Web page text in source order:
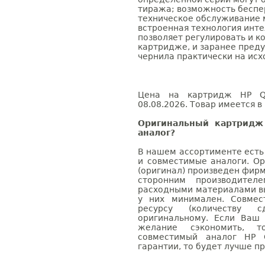
тиража; возможность
техническое
встроенная технология
позволяет регулировать и
картридже, и заранее
чернила практически на
Цена на картридж HP
08.08.2026. Товар имеется в
Оригинальный
аналог?
В нашем ассортименте
и совместимые аналоги.
(оригинал) произведен
сторонним
расходными материалами
у них минимален.
ресурсу (количеству
оригинальному. Если
желание сэкономить,
совместимый аналог
гарантии, то будет лучше